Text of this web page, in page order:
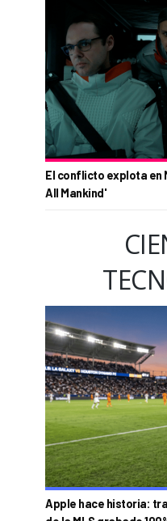
El conflicto explota en
All Mankind'
Apple hace historia: